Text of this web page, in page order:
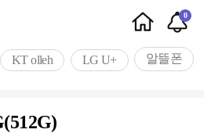
0
KT olleh LG U+ 알뜰폰